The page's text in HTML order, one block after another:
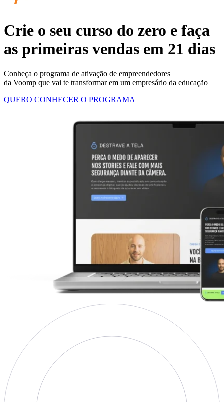
Crie o seu curso do zero e faça
as primeiras vendas em 21 dias
Conheça o programa de ativação de empreendedores
da Voomp que vai te transformar em um empresário da educação
QUERO CONHECER O PROGRAMA